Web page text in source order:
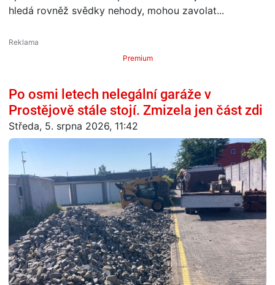
hledá rovněž svědky nehody, mohou zavolat...
Premium
Po osmi letech nelegální garáže v
Prostějově stále stojí. Zmizela jen část zdi
Středa, 5. srpna 2026, 11:42